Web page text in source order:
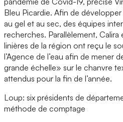
Bleu Picardie. Afin de
au gel et au sec, des équipes
recherches. Parallèlement,
linières de la région ont reçu le
l’Agence de l’eau afin de mener
grande échelle» sur le chanvre
attendus pour la fin de l’année.
Loup: six présidents de
méthode de comptage